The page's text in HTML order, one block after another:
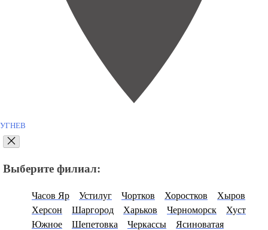
УГНЕВ
Выберите филиал:
Часов Яр Устилуг Чортков Хоростков
Хыров
Херсон
Шаргород Харьков Черноморск
Хуст
Южное
Шепетовка Черкассы
Ясиноватая